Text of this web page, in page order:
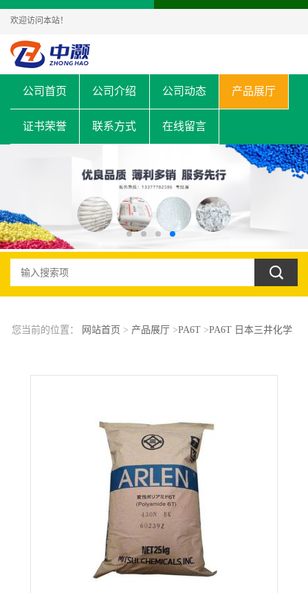
欢迎访问本站！
公司首页 公司介绍 公司动态 产品展厅
证书荣誉 联系方式 在线留言
您当前的位置： 网站首页 > 产品展厅>PA6T>PA6T 日本三井化学